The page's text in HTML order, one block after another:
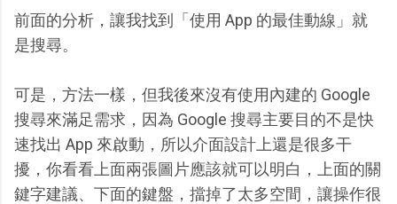
前面的分析，讓我找到「使用 App 的最佳動線」就
是搜尋。
可是，方法一樣，但我後來沒有使用內建的 Google
搜尋來滿足需求，因為 Google 搜尋主要目的不是快
速找出 App 來啟動，所以介面設計上還是很多干
擾，你看看上面兩張圖片應該就可以明白，上面的關
鍵字建議、下面的鍵盤，擋掉了太多空間，讓操作很